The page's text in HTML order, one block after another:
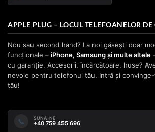
APPLE PLUG – LOCUL TELEFOANELOR DE
Nou sau second hand? La noi găsești doar
funcționale – iPhone, Samsung și multe altele
cu garanție. Accesorii, încărcătoare, huse?
nevoie pentru telefonul tău. Intră și
tău!
📞 SUNĂ-NE
+40 759 455 696